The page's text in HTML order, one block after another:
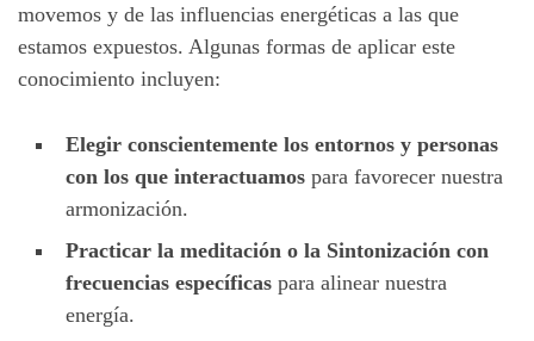
movemos y de las influencias energéticas a las que
estamos expuestos. Algunas formas de aplicar este
conocimiento incluyen:
Elegir conscientemente los entornos y personas
con los que interactuamos para favorecer nuestra
armonización.
Practicar la meditación o la Sintonización con
frecuencias específicas para alinear nuestra
energía.